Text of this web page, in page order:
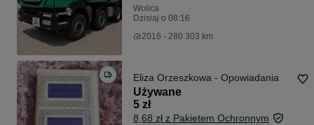
Wolica
Dzisiaj o 08:16
2016 - 280 303 km
Eliza Orzeszkowa - Opowiadania
Używane
5 zł
8,68 zł z Pakietem Ochronnym